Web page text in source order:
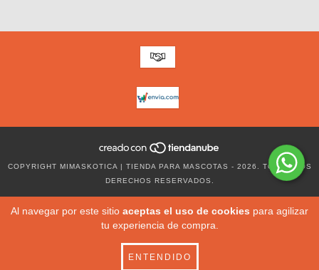
Al navegar por este sitio aceptas el uso de cookies para agilizar
tu experiencia de compra.
ENTENDIDO
COPYRIGHT MIMASKOTICA | TIENDA PARA MASCOTAS - 2026. TODOS LOS
DERECHOS RESERVADOS.